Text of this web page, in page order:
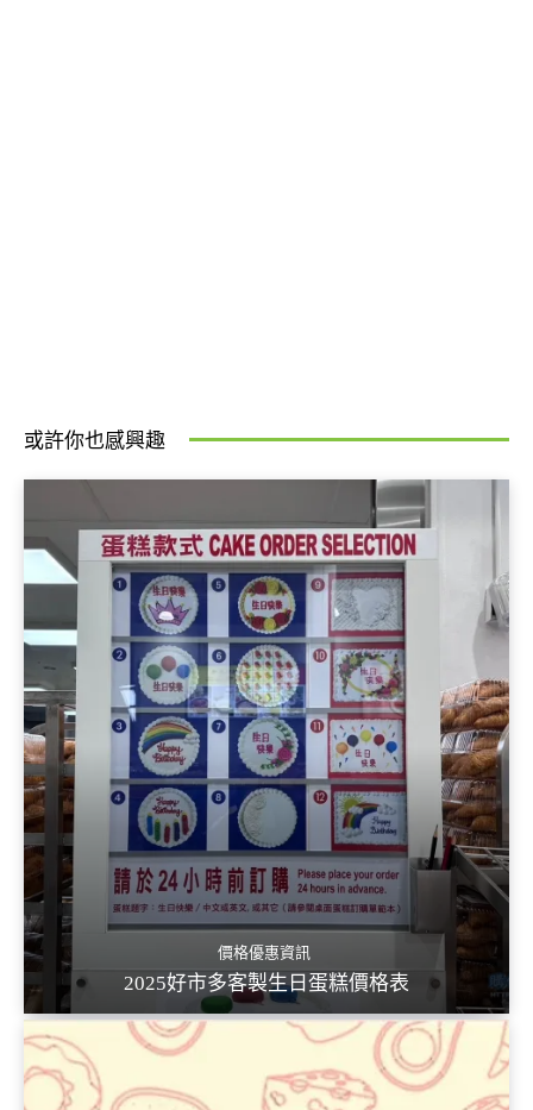
或許你也感興趣
價格優惠資訊
2025好市多客製生日蛋糕價格表